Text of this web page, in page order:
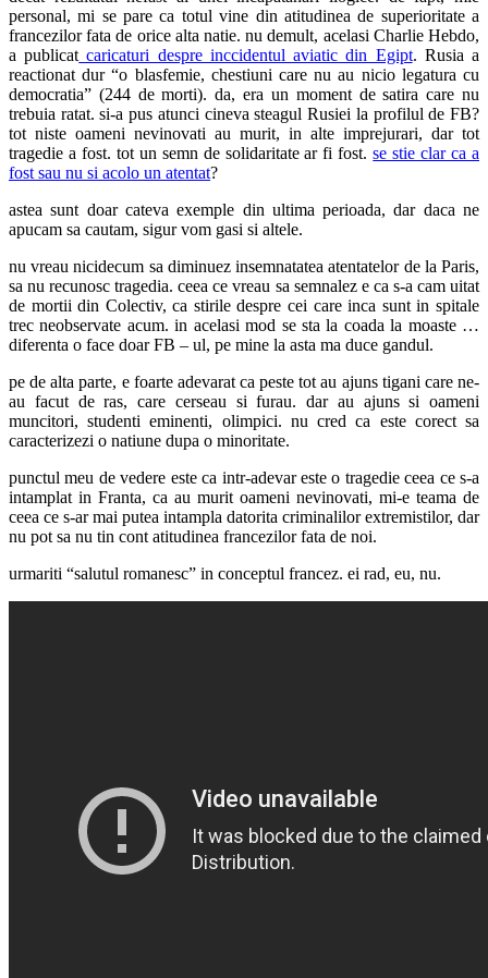
personal, mi se pare ca totul vine din atitudinea de superioritate a
francezilor fata de orice alta natie. nu demult, acelasi Charlie Hebdo,
a publicat caricaturi despre inccidentul aviatic din Egipt. Rusia a
reactionat dur “o blasfemie, chestiuni care nu au nicio legatura cu
democratia” (244 de morti). da, era un moment de satira care nu
trebuia ratat. si-a pus atunci cineva steagul Rusiei la profilul de FB?
tot niste oameni nevinovati au murit, in alte imprejurari, dar tot
tragedie a fost. tot un semn de solidaritate ar fi fost.se stie clar ca a
fost sau nu si acolo un atentat?
astea sunt doar cateva exemple din ultima perioada, dar daca ne
apucam sa cautam, sigur vom gasi si altele.
nu vreau nicidecum sa diminuez insemnatatea atentatelor de la Paris,
sa nu recunosc tragedia. ceea ce vreau sa semnalez e ca s-a cam uitat
de mortii din Colectiv, ca stirile despre cei care inca sunt in spitale
trec neobservate acum. in acelasi mod se sta la coada la moaste …
diferenta o face doar FB – ul, pe mine la asta ma duce gandul.
pe de alta parte, e foarte adevarat ca peste tot au ajuns tigani care ne-
au facut de ras, care cerseau si furau. dar au ajuns si oameni
muncitori, studenti eminenti, olimpici. nu cred ca este corect sa
caracterizezi o natiune dupa o minoritate.
punctul meu de vedere este ca intr-adevar este o tragedie ceea ce s-a
intamplat in Franta, ca au murit oameni nevinovati, mi-e teama de
ceea ce s-ar mai putea intampla datorita criminalilor extremistilor, dar
nu pot sa nu tin cont atitudinea francezilor fata de noi.
urmariti “salutul romanesc” in conceptul francez. ei rad, eu, nu.